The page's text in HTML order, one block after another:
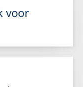
voor